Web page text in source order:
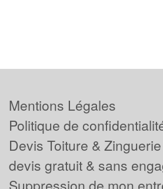
Mentions Légales
Politique de
Devis Toiture &
devis gratuit & sans